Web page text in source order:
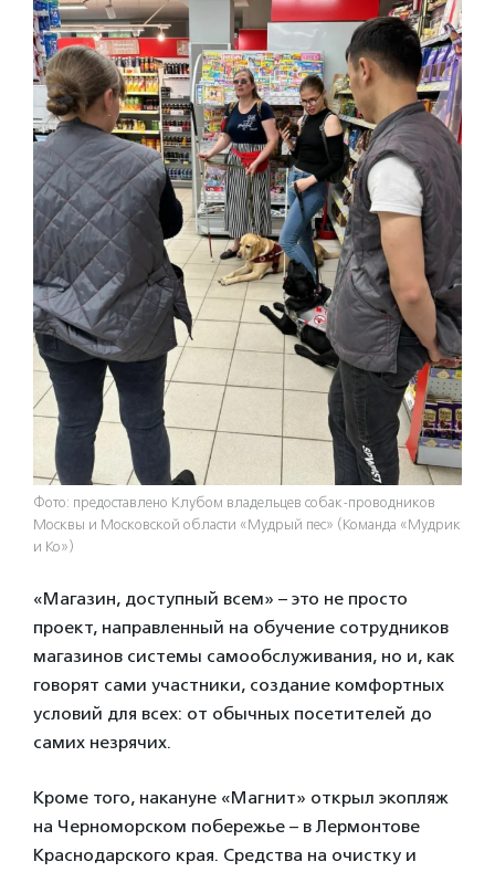
Фото: предоставлено Клубом владельцев собак-проводников
Москвы и Московской области «Мудрый пес» (Команда «Мудрик
и Ко»)
«Магазин, доступный всем» – это не просто
проект, направленный на обучение сотрудников
магазинов системы самообслуживания, но и, как
говорят сами участники, создание комфортных
условий для всех: от обычных посетителей до
самих незрячих.
Кроме того, накануне «Магнит» открыл экопляж
на Черноморском побережье – в Лермонтове
Краснодарского края. Средства на очистку и